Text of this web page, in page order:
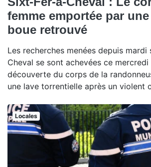
femme emportée par
boue retrouvé
Les recherches menées depuis
Cheval se sont achevées ce mercredi
découverte du corps de la
une lave torrentielle après un violent
Locales